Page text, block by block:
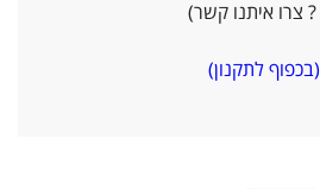
(בכפוף לתקנון)